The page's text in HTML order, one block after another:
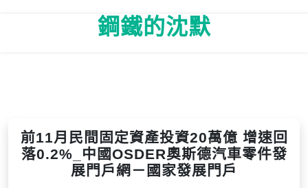
鋼鐵的沈默
前11月民間固定資產投資20萬億 增速回
落0.2%_中國OSDER奧斯德汽車零件發
展門戶網－國家發展門戶